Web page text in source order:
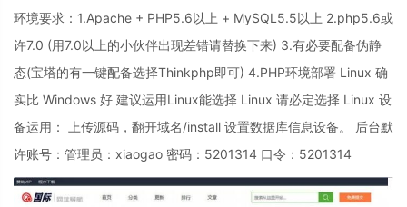
环境要求：1.Apache + PHP5.6以上 + MySQL5.5以上 2.php5.6或
许7.0 (用7.0以上的小伙伴出现差错请替换下来) 3.有必要配备伪静
态(宝塔的有一键配备选择Thinkphp即可) 4.PHP环境部署 Linux 确
实比 Windows 好 建议运用Linux能选择 Linux 请必定选择 Linux 设
备运用： 上传源码，翻开域名/install 设置数据库信息设备。 后台默
许账号：管理员：xiaogao 密码：5201314 口令：5201314